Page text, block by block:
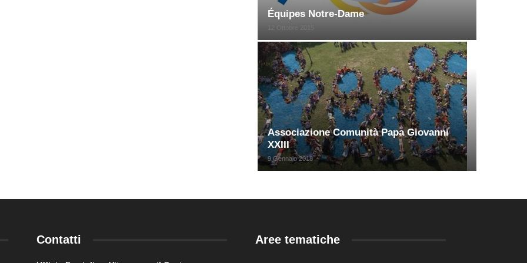
Équipes Notre-Dame
Associazione Comunità Papa Giovanni
XXIII
9 Gennaio 2018
Contatti Aree tematiche